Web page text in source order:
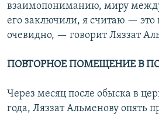
взаимопониманию, миру
его заключили, я считаю — это
очевидно, — говорит Ляззат
ПОВТОРНОЕ ПОМЕЩЕНИЕ В
Через месяц после обыска в
года, Ляззат Альменову опять